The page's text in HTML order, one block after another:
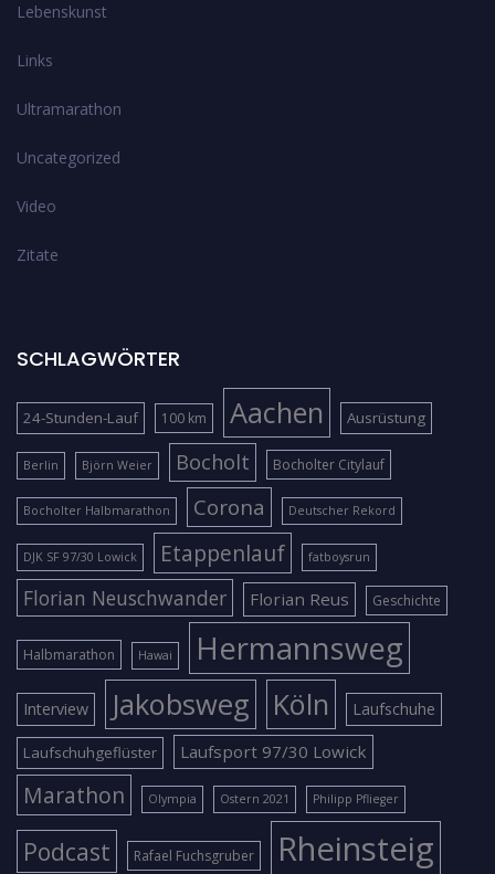
Lebenskunst
Links
Ultramarathon
Uncategorized
Video
Zitate
SCHLAGWÖRTER
24-Stunden-Lauf 100 km Aachen Ausrüstung
Berlin Björn Weier Bocholt Bocholter Citylauf
Bocholter Halbmarathon Corona Deutscher Rekord
DJK SF 97/30 Lowick Etappenlauf fatboysrun
Florian Neuschwander Florian Reus Geschichte
Halbmarathon Hawai Hermannsweg
Interview Jakobsweg Köln Laufschuhe
Laufschuhgeflüster Laufsport 97/30 Lowick
Marathon Olympia Ostern 2021 Philipp Pflieger
Podcast Rafael Fuchsgruber Rheinsteig